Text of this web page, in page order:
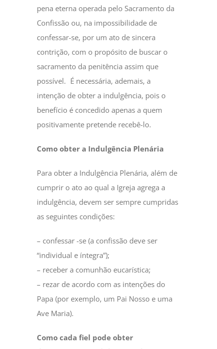
pena eterna operada pelo Sacramento da
Confissão ou, na impossibilidade de
confessar-se, por um ato de sincera
contrição, com o propósito de buscar o
sacramento da penitência assim que
possível. É necessária, ademais, a
intenção de obter a indulgência, pois o
benefício é concedido apenas a quem
positivamente pretende recebê-lo.
Como obter a Indulgência Plenária
Para obter a Indulgência Plenária, além de
cumprir o ato ao qual a Igreja agrega a
indulgência, devem ser sempre cumpridas
as seguintes condições:
– confessar -se (a confissão deve ser
“individual e íntegra”);
– receber a comunhão eucarística;
– rezar de acordo com as intenções do
Papa (por exemplo, um Pai Nosso e uma
Ave Maria).
Como cada fiel pode obter